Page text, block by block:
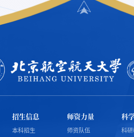
招生信息
本科招生
师资力量
师资队伍
科
科